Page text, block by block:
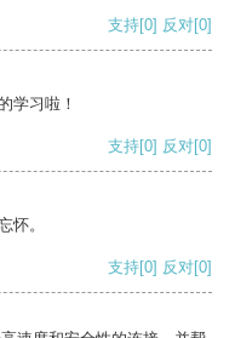
支持[0] 反对[0]
学习啦！
支持[0] 反对[0]
怀。
支持[0] 反对[0]